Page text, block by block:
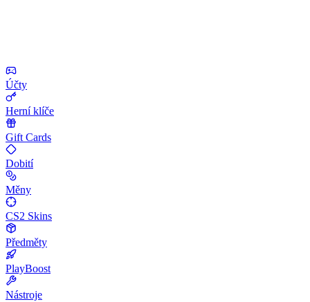
Účty
Herní klíče
Gift Cards
Dobití
Měny
CS2 Skins
Předměty
PlayBoost
Nástroje